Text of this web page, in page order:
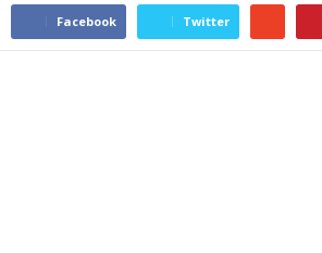
Facebook Twitter